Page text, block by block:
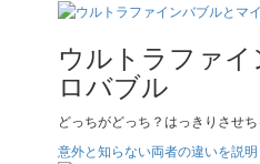
ウルトラファ
ロバブル
どっちがどっち？はっきりさせち
意外と知らない両者の違いを説明